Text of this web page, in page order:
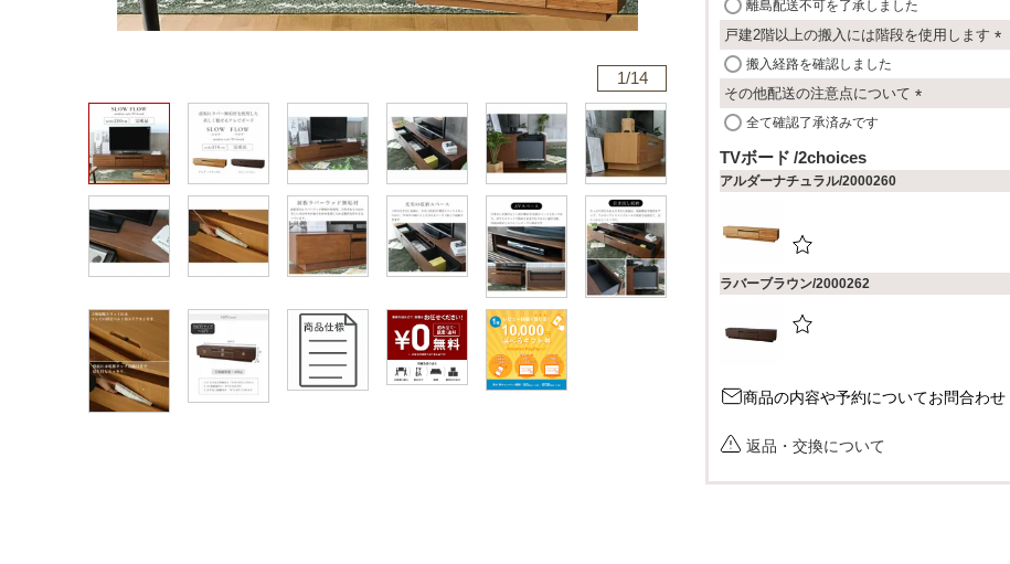
1/14
必
須
離島配送不可を了承しました
戸建2階以上の搬入には階段を使用します
必
搬入経路を確認しました
その他配送の注意点について
全て確認了承済みです
TVボード 2choices
アルダーナチュラル/2000260
ラバーブラウン/2000262
商品の内容や予約についてお問合わせ
返品・交換について